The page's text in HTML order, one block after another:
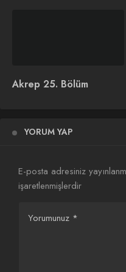
video=”https://
Akrep 1. Bölüm Fragmanı
Akrep 25. Bölüm
YORUM YAP
E-posta adresiniz
işaretlenmişlerdir
Yorumunuz *